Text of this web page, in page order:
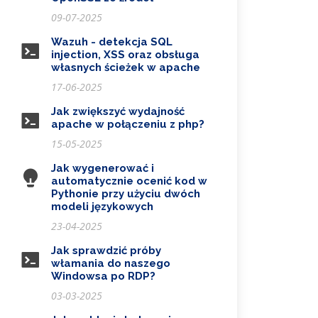
09-07-2025
Wazuh - detekcja SQL
injection, XSS oraz obsługa
własnych ścieżek w apache
17-06-2025
Jak zwiększyć wydajność
apache w połączeniu z php?
15-05-2025
Jak wygenerować i
automatycznie ocenić kod w
Pythonie przy użyciu dwóch
modeli językowych
23-04-2025
Jak sprawdzić próby
włamania do naszego
Windowsa po RDP?
03-03-2025